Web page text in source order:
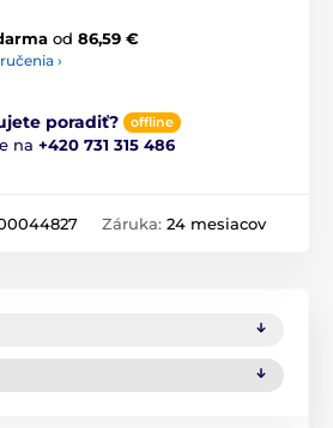
od 86,59 €
›
poradiť? offline
na +420 731 315 486
Záruka: 24 mesiacov